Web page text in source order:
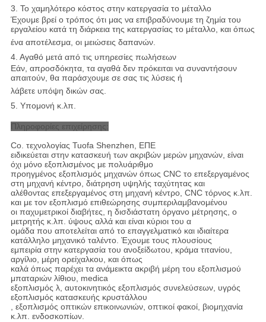
3. Το χαμηλότερο κόστος στην κατεργασία το μέταλλο
Έχουμε βρεί ο τρόπος ότι μας να επιβραδύνουμε τη ζημία του
εργαλείου κατά τη διάρκεια της κατεργασίας το μέταλλο, και όπως
ένα αποτέλεσμα, οι μειώσεις δαπανών.
4. Αγαθό μετά από τις υπηρεσίες πωλήσεων
Εάν, απροσδόκητα, τα αγαθά δεν πρόκειται να συναντήσουν
απαιτούν, θα παράσχουμε σε σας τις λύσεις ή
λάβετε υπόψη δικών σας.
5. Υπομονή κ.λπ.
Πληροφορίες επιχείρησης:
Co. τεχνολογίας Tuofa Shenzhen, ΕΠΕ
ειδικεύεται στην κατασκευή των ακριβών μερών μηχανών, είναι
όχι μόνο εξοπλισμένος με πολυάριθμο
προηγμένος εξοπλισμός μηχανών όπως CNC το επεξεργαμένος
στη μηχανή κέντρο, διάτρηση υψηλής ταχύτητας και
αλέθοντας επεξεργαμένος στη μηχανή κέντρο, CNC τόρνος κ.λπ.
και με τον εξοπλισμό επιθεώρησης συμπεριλαμβανομένου
οι παχυμετρικοί διαβήτες, η δισδιάστατη όργανο μέτρησης, ο
μετρητής κ.λπ. ύψους αλλά και είναι κύριοι του α
ομάδα που αποτελείται από το επαγγελματικό και ιδιαίτερα
κατάλληλο μηχανικό ταλέντο. Έχουμε τους πλουσίους
εμπειρία στην κατεργασία του ανοξείδωτου, κράμα τιτανίου,
αργίλιο, μέρη ορείχαλκου, και όπως
καλά όπως παρέχει τα ανάμεικτα ακριβή μέρη του εξοπλισμού
μπαταριών λίθιου, medica
εξοπλισμός λ, αυτοκινητικός εξοπλισμός συνελεύσεων, υγρός
εξοπλισμός κατασκευής κρυστάλλου
, εξοπλισμός οπτικών επικοινωνιών, οπτικοί φακοί, βιομηχανία
κ.λπ. ενδοσκοπίων.